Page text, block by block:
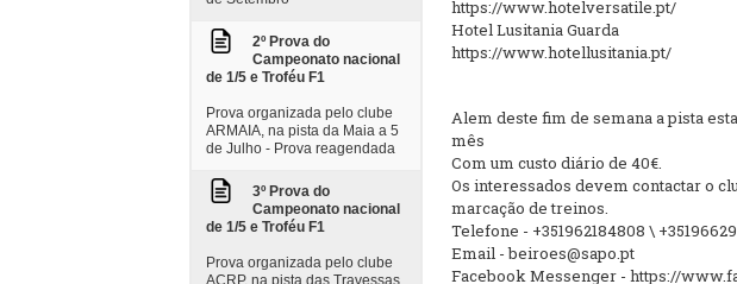
2º Prova do
Campeonato nacional
de 1/5 e Troféu F1
Prova organizada pelo clube
ARMAIA, na pista da Maia a 5
de Julho - Prova reagendada
3º Prova do
Campeonato nacional
de 1/5 e Troféu F1
Prova organizada pelo clube
ACRP, na pista das Travessas
https://www.hotelversatile.pt/
Hotel Lusitania Guarda
https://www.hotellusitania.pt/
Alem deste fim de semana a pista
mês
Com um custo diário de 40€.
Os interessados devem contactar o
marcação de treinos.
Telefone - +351962184808 \
Email - beiroes@sapo.pt
Facebook Messenger - https://